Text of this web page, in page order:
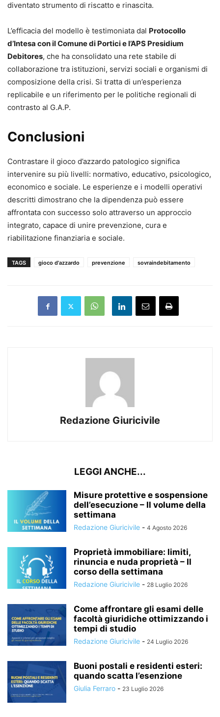
diventato strumento di riscatto e rinascita.
L’efficacia del modello è testimoniata dal Protocollo
d’Intesa con il Comune di Portici e l’APS Presidium
Debitores, che ha consolidato una rete stabile di
collaborazione tra istituzioni, servizi sociali e organismi di
composizione della crisi. Si tratta di un’esperienza
replicabile e un riferimento per le politiche regionali di
contrasto al G.A.P.
Conclusioni
Contrastare il gioco d’azzardo patologico significa
intervenire su più livelli: normativo, educativo, psicologico,
economico e sociale. Le esperienze e i modelli operativi
descritti dimostrano che la dipendenza può essere
affrontata con successo solo attraverso un approccio
integrato, capace di unire prevenzione, cura e
riabilitazione finanziaria e sociale.
TAGS gioco d'azzardo prevenzione sovraindebitamento
Redazione Giuricivile
LEGGI ANCHE...
Misure protettive e sospensione
dell’esecuzione – Il volume della
settimana
Redazione Giuricivile - 4 Agosto 2026
Proprietà immobiliare: limiti,
rinuncia e nuda proprietà – Il
corso della settimana
Redazione Giuricivile - 28 Luglio 2026
Come affrontare gli esami delle
facoltà giuridiche ottimizzando i
tempi di studio
Redazione Giuricivile - 24 Luglio 2026
Buoni postali e residenti esteri:
quando scatta l’esenzione
Giulia Ferraro - 23 Luglio 2026